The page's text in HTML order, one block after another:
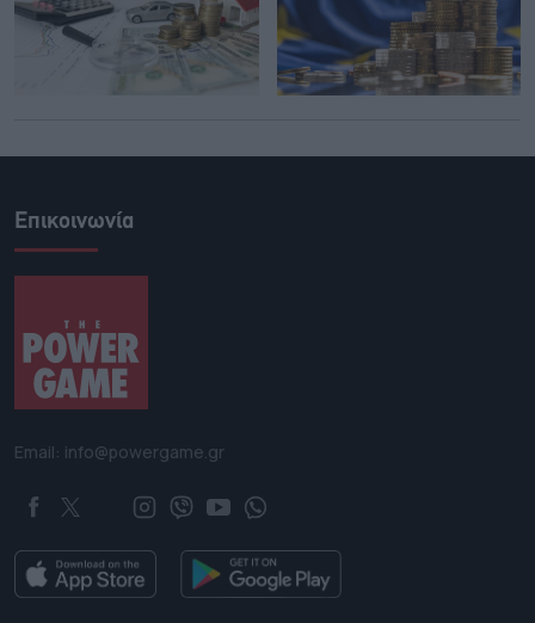
Επικοινωνία
Email: info@powergame.gr